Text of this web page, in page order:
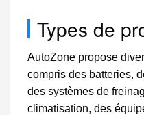
Types de
AutoZone propose
compris des batteries,
des systèmes de
climatisation, des